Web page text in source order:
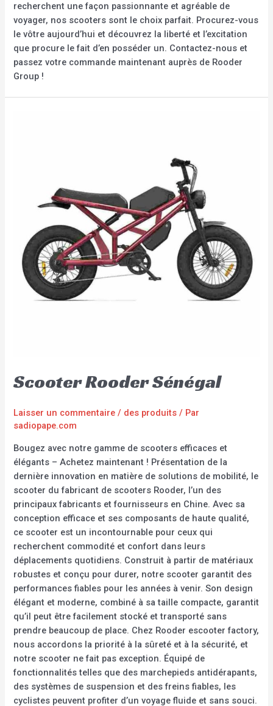
recherchent une façon passionnante et agréable de
voyager, nos scooters sont le choix parfait. Procurez-vous
le vôtre aujourd’hui et découvrez la liberté et l’excitation
que procure le fait d’en posséder un. Contactez-nous et
passez votre commande maintenant auprès de Rooder
Group !
Scooter Rooder Sénégal
Laisser un commentaire / des produits / Par
sadiopape.com
Bougez avec notre gamme de scooters efficaces et
élégants – Achetez maintenant ! Présentation de la
dernière innovation en matière de solutions de mobilité, le
scooter du fabricant de scooters Rooder, l’un des
principaux fabricants et fournisseurs en Chine. Avec sa
conception efficace et ses composants de haute qualité,
ce scooter est un incontournable pour ceux qui
recherchent commodité et confort dans leurs
déplacements quotidiens. Construit à partir de matériaux
robustes et conçu pour durer, notre scooter garantit des
performances fiables pour les années à venir. Son design
élégant et moderne, combiné à sa taille compacte, garantit
qu’il peut être facilement stocké et transporté sans
prendre beaucoup de place. Chez Rooder escooter factory,
nous accordons la priorité à la sûreté et à la sécurité, et
notre scooter ne fait pas exception. Équipé de
fonctionnalités telles que des marchepieds antidérapants,
des systèmes de suspension et des freins fiables, les
cyclistes peuvent profiter d’un voyage fluide et sans souci.